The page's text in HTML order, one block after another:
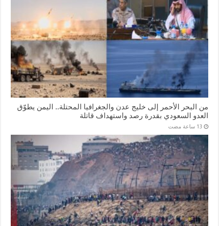
من البحر الأحمر إلى خليج عدن والجغرافيا المحتلة.. اليمن يطوّق
العدو السعودي بقدرة رصد واستهداف قاتلة